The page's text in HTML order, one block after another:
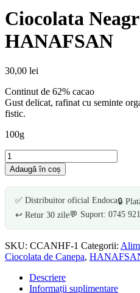
Ciocolata
HANAFSAN
30,00 lei
Continut de 62% cacao
Gust delicat, rafinat cu seminte
fistic.
100g
Cantitate
Ciocolata
Neagra
de
Canepa
HANAFSAN
Adaugă în coș
✅ Distribuitor oficial Endoca🔒
↩️ Retur 30 zile💬 Suport: 0745
SKU: CCANHF-1 Categorii:
Ciocolata de Canepa,
Descriere
Informații suplimentare